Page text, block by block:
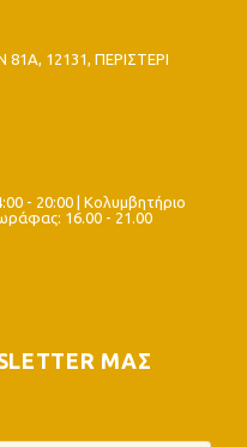
12131, ΠΕΡΙΣΤΕΡΙ
- 20:00 | Κολυμβητήριο
16.00 - 21.00
ΜΑΣ